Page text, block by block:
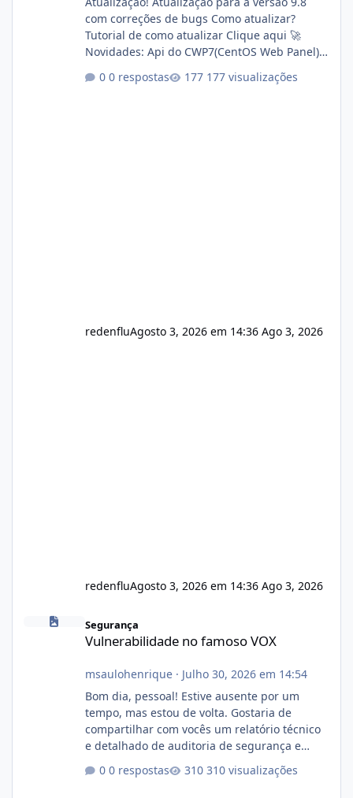
com correções de bugs Como atualizar?
Tutorial de como atualizar Clique aqui 🚀
Novidades: Api do CWP7(CentOS Web Panel)
autorizado a usasr o isistem:
0 respostas 177 visualizações
redenfluAgosto 3, 2026 em 14:36 Ago 3, 2026
redenfluAgosto 3, 2026 em 14:36 Ago 3, 2026
Vulnerabilidade no famoso VOX
Segurança
Vulnerabilidade no famoso VOX
msaulohenrique· Julho 30, 2026 em 14:54
Bom dia, pessoal! Estive ausente por um
tempo, mas estou de volta. Gostaria de
compartilhar com vocês um relatório técnico
e detalhado de auditoria de segurança e
conformidade referente ao VOXPANEL (versão
atualmente em circulação e comercialização
0 respostas 310 visualizações